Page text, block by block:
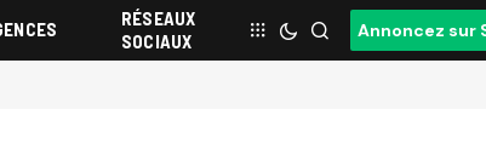
RÉSEAUX
SOCIAUX
Annoncez sur